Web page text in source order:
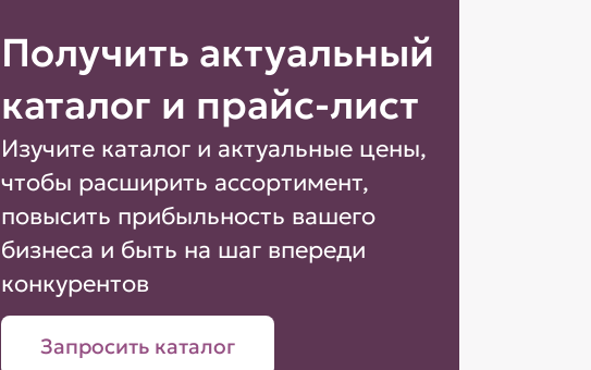
Получить актуальный
каталог и прайс-лист
Изучите каталог и актуальные цены,
чтобы расширить ассортимент,
повысить прибыльность вашего
бизнеса и быть на шаг впереди
конкурентов
Запросить каталог